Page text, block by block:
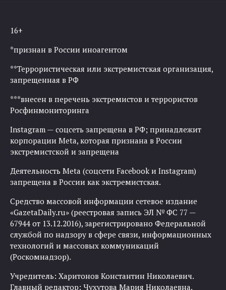
16+
*признан в России иноагентом
**Террористическая или экстремистская организация,
запрещенная в РФ
***внесен в перечень экстремистов и террористов
Росфинмониторинга
Instagram — соцсеть запрещена в РФ; принадлежит
корпорации Meta, которая признана в России
экстремистской и запрещена
Деятельность Meta (соцсети Facebook и Instagram)
запрещена в России как экстремистская.
Средство массовой информации сетевое издание
«GazetaDaily.ru» (реестровая запись ЭЛ № ФС 77 —
67944 от 13.12.2016), зарегистрировано Федеральной
службой по надзору в сфере связи, информационных
технологий и массовых коммуникаций
(Роскомнадзор).
Учредитель: Харитонов Константин Николаевич.
Главный редактор: Чухутова Мария Николаевна.